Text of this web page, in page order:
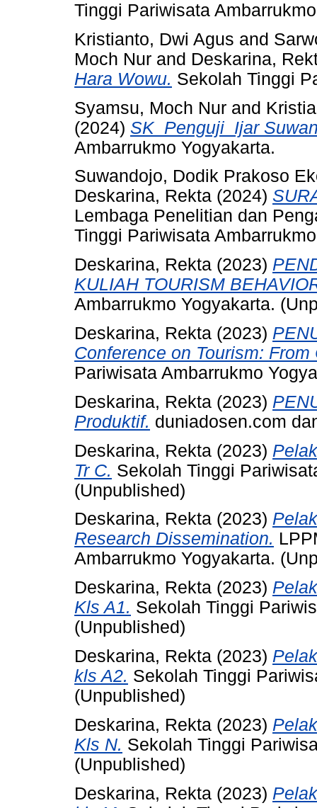
Tinggi Pariwisata
Kristianto, Dwi Agus and
Moch Nur and Deskarina,
Hara Wowu. Sekolah Tinggi
Syamsu, Moch Nur and
(2024) SK_Penguji_Ijar
Ambarrukmo Yogyakarta.
Suwandojo, Dodik Prakoso
Deskarina, Rekta (2024)
Lembaga Penelitian dan
Tinggi Pariwisata
Deskarina, Rekta (2023)
KULIAH TOURISM
Ambarrukmo Yogyakarta.
Deskarina, Rekta (2023)
Conference on Tourism:
Pariwisata Ambarrukmo
Deskarina, Rekta (2023)
Produktif. duniadosen.com
Deskarina, Rekta (2023)
Tr C. Sekolah Tinggi
(Unpublished)
Deskarina, Rekta (2023)
Research Dissemination.
Ambarrukmo Yogyakarta.
Deskarina, Rekta (2023)
Kls A1. Sekolah Tinggi
(Unpublished)
Deskarina, Rekta (2023)
kls A2. Sekolah Tinggi
(Unpublished)
Deskarina, Rekta (2023)
Kls N. Sekolah Tinggi
(Unpublished)
Deskarina, Rekta (2023)